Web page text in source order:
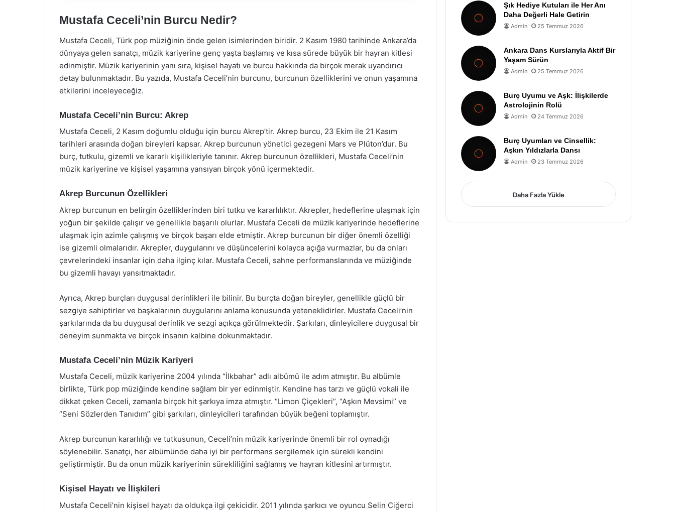
Mustafa Ceceli’nin Burcu Nedir?
Mustafa Ceceli, Türk pop müziğinin önde gelen isimlerinden biridir. 2 Kasım 1980 tarihinde Ankara’da
dünyaya gelen sanatçı, müzik kariyerine genç yaşta başlamış ve kısa sürede büyük bir hayran kitlesi
edinmiştir. Müzik kariyerinin yanı sıra, kişisel hayatı ve burcu hakkında da birçok merak uyandırıcı
detay bulunmaktadır. Bu yazıda, Mustafa Ceceli’nin burcunu, burcunun özelliklerini ve onun yaşamına
etkilerini inceleyeceğiz.
Mustafa Ceceli’nin Burcu: Akrep
Mustafa Ceceli, 2 Kasım doğumlu olduğu için burcu Akrep’tir. Akrep burcu, 23 Ekim ile 21 Kasım
tarihleri arasında doğan bireyleri kapsar. Akrep burcunun yönetici gezegeni Mars ve Plüton’dur. Bu
burç, tutkulu, gizemli ve kararlı kişilikleriyle tanınır. Akrep burcunun özellikleri, Mustafa Ceceli’nin
müzik kariyerine ve kişisel yaşamına yansıyan birçok yönü içermektedir.
Akrep Burcunun Özellikleri
Akrep burcunun en belirgin özelliklerinden biri tutku ve kararlılıktır. Akrepler, hedeflerine ulaşmak için
yoğun bir şekilde çalışır ve genellikle başarılı olurlar. Mustafa Ceceli de müzik kariyerinde hedeflerine
ulaşmak için azimle çalışmış ve birçok başarı elde etmiştir. Akrep burcunun bir diğer önemli özelliği
ise gizemli olmalarıdır. Akrepler, duygularını ve düşüncelerini kolayca açığa vurmazlar, bu da onları
çevrelerindeki insanlar için daha ilginç kılar. Mustafa Ceceli, sahne performanslarında ve müziğinde
bu gizemli havayı yansıtmaktadır.
Ayrıca, Akrep burçları duygusal derinlikleri ile bilinir. Bu burçta doğan bireyler, genellikle güçlü bir
sezgiye sahiptirler ve başkalarının duygularını anlama konusunda yeteneklidirler. Mustafa Ceceli’nin
şarkılarında da bu duygusal derinlik ve sezgi açıkça görülmektedir. Şarkıları, dinleyicilere duygusal bir
deneyim sunmakta ve birçok insanın kalbine dokunmaktadır.
Mustafa Ceceli’nin Müzik Kariyeri
Mustafa Ceceli, müzik kariyerine 2004 yılında “İlkbahar” adlı albümü ile adım atmıştır. Bu albümle
birlikte, Türk pop müziğinde kendine sağlam bir yer edinmiştir. Kendine has tarzı ve güçlü vokali ile
dikkat çeken Ceceli, zamanla birçok hit şarkıya imza atmıştır. “Limon Çiçekleri”, “Aşkın Mevsimi” ve
“Seni Sözlerden Tanıdım” gibi şarkıları, dinleyicileri tarafından büyük beğeni toplamıştır.
Akrep burcunun kararlılığı ve tutkusunun, Ceceli’nin müzik kariyerinde önemli bir rol oynadığı
söylenebilir. Sanatçı, her albümünde daha iyi bir performans sergilemek için sürekli kendini
geliştirmiştir. Bu da onun müzik kariyerinin sürekliliğini sağlamış ve hayran kitlesini artırmıştır.
Kişisel Hayatı ve İlişkileri
Mustafa Ceceli’nin kişisel hayatı da oldukça ilgi çekicidir. 2011 yılında şarkıcı ve oyuncu Selin Ciğerci
Şık Hediye Kutuları ile Her Anı
Daha Değerli Hale Getirin
Admin 25 Temmuz 2026
Ankara Dans Kurslarıyla Aktif Bir
Yaşam Sürün
Admin 25 Temmuz 2026
Burç Uyumu ve Aşk: İlişkilerde
Astrolojinin Rolü
Admin 24 Temmuz 2026
Burç Uyumları ve Cinsellik:
Aşkın Yıldızlarla Dansı
Admin 23 Temmuz 2026
Daha Fazla Yükle